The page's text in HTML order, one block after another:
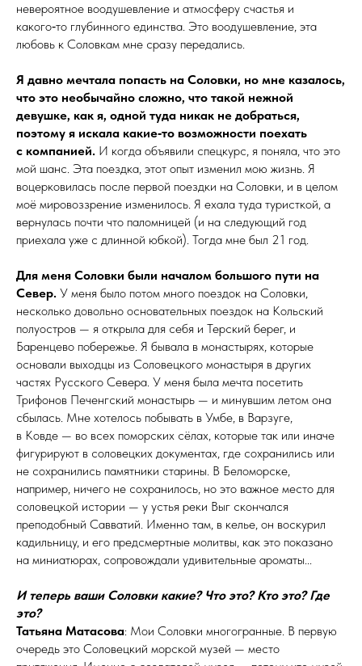
невероятное воодушевление и атмосферу счастья и
какого‑то глубинного единства. Это воодушевление, эта
любовь к Соловкам мне сразу передались.
Я давно мечтала попасть на Соловки, но мне казалось,
что это не­обы­чай­но сложно, что такой нежной
девушке, как я, одной туда никак не добраться,
поэтому я искала какие‑то возможности по­ехать
с компанией. И когда объявили спецкурс, я поняла, что это
мой шанс. Эта поездка, этот опыт изменил мою жизнь. Я
воцерковилась после первой поездки на Соловки, и в целом
моё мировоззрение изменилось. Я ехала туда туристкой, а
вернулась почти что паломницей (и на следующий год
приехала уже с длинной юбкой). Тогда мне был 21 год.
Для меня Соловки были началом большого пути на
Север. У меня было потом много поездок на Соловки,
несколько довольно основательных поездок на Кольский
полуостров — я открыла для себя и Терский берег, и
Баренцево побережье. Я бывала в монастырях, которые
основали выходцы из Соловецкого монастыря в других
частях Русского Севера. У меня была мечта посетить
Трифонов Печенгский монастырь — и минувшим летом она
сбылась. Мне хотелось побывать в Умбе, в Варзуге,
в Ковде — во всех поморских сёлах, которые так или иначе
фигурируют в соловецких документах, где сохранились или
не сохранились памятники старины. В Беломорске,
например, ничего не сохранилось, но это важное место для
соловецкой истории — у устья реки Выг скончался
преподобный Савватий. Именно там, в келье, он воскурил
кадильницу, и его предсмертные молитвы, как это показано
на миниатюрах, сопровождали удивительные ароматы...
И теперь ваши Соловки какие? Что это? Кто это? Где
это?
Татьяна Матасова: Мои Соловки многогранные. В первую
очередь это Соловецкий морской музей — место